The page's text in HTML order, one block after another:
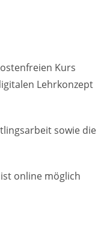
Kurs
Lehrkonzept
sowie die
online möglich